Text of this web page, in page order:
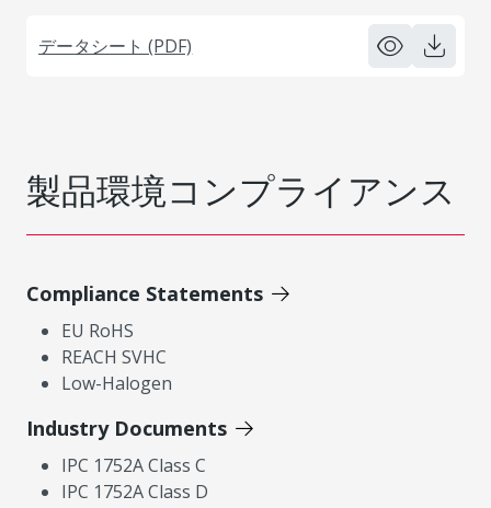
データシート (PDF)
製品環境コンプライアンス
Compliance Statements
EU RoHS
REACH SVHC
Low-Halogen
Industry Documents
IPC 1752A Class C
IPC 1752A Class D